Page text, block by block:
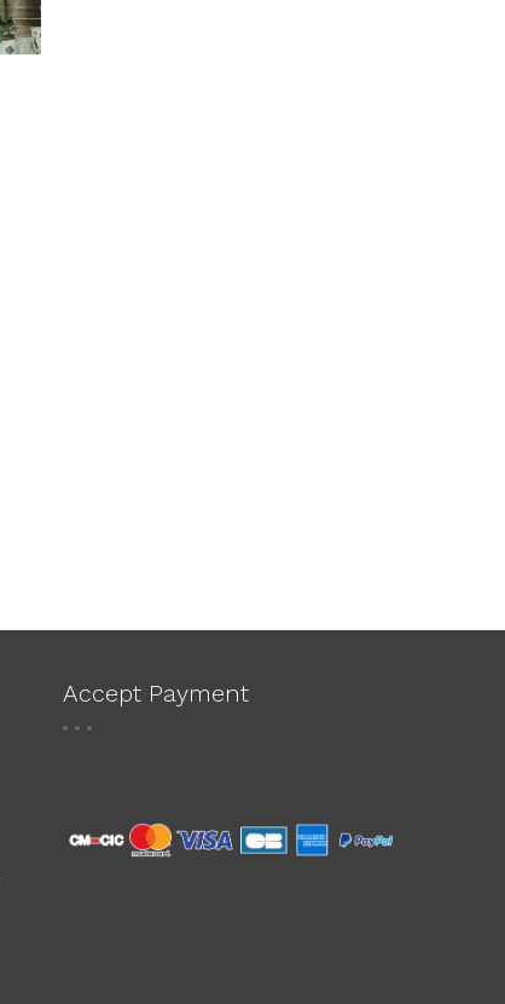
Accept Payment